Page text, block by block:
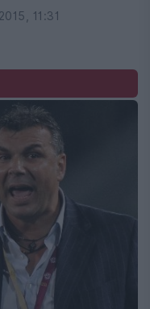
11:31